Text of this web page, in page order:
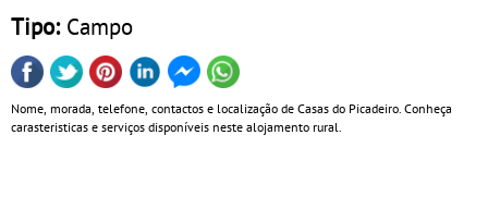
Tipo: Campo
Nome, morada, telefone, contactos e localização de Casas do Picadeiro. Conheça
carasteristicas e serviços disponíveis neste alojamento rural.